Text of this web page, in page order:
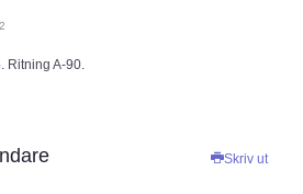
Ritning A-90.
Skriv ut